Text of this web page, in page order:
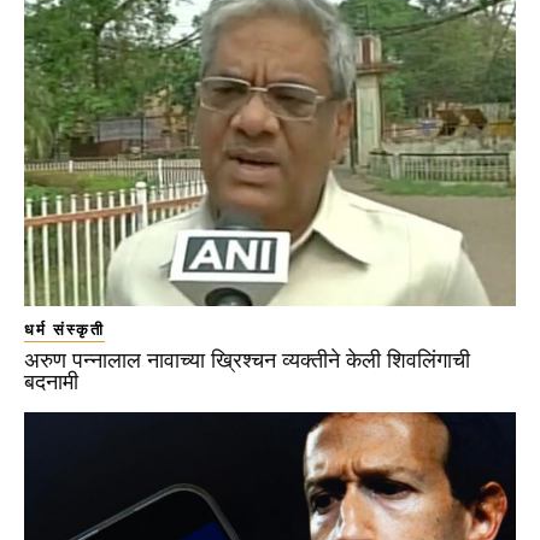
धर्म संस्कृती
अरुण पन्नालाल नावाच्या ख्रिश्चन व्यक्तीने केली शिवलिंगाची
बदनामी